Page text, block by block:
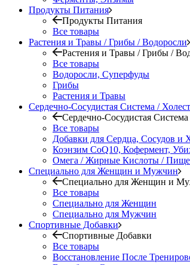
Продукты Питания
Продукты Питания
Все товары
Растения и Травы / Грибы / Водоросли
Растения и Травы / Грибы /
Все товары
Водоросли, Суперфуды
Грибы
Растения и Травы
Сердечно-Сосудистая Система /
Сердечно-Сосудистая
Все товары
Добавки для Сердца, Сосудов и
Коэнзим CoQ10, Кофермент,
Омега / Жирные Кислоты /
Специально для Женщин и Мужчин
Специально для Женщин и
Все товары
Специально для Женщин
Специально для Мужчин
Спортивные Добавки
Спортивные Добавки
Все товары
Восстановление После